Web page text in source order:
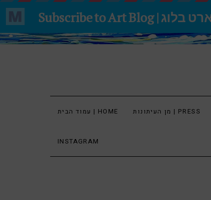
עמוד הבית | HOME מן העיתונות | PRESS
INSTAGRAM